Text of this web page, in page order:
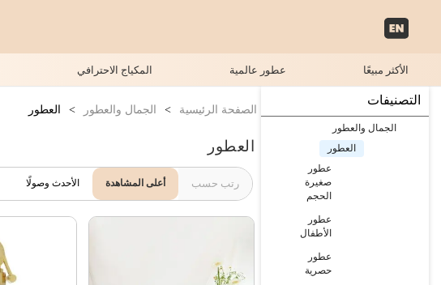
الأكثر مبيعًا عطور عالمية المكياج الاحترافي
التصنيفات
الجمال والعطور
العطور
عطور
صغيرة
الحجم
عطور
الأطفال
عطور
حصرية
الصفحة الرئيسية > الجمال والعطور > العطور
العطور
رتب حسب أعلى المشاهدة الأحدث وصولًا